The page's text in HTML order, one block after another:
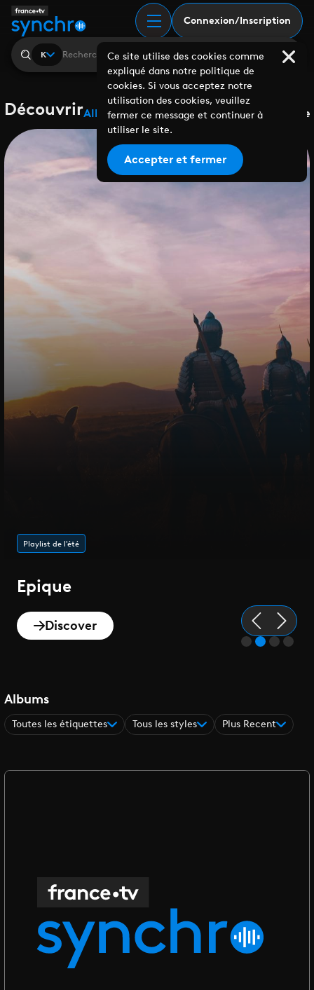
Connexion/Inscription
K
DécouvrirAlbumsPlaylistsCollaborationsLabels Genre
Playlist de l'été
Epique
Discover
Albums
Toutes les étiquettes Tous les styles Plus Recent
Ce site utilise des cookies comme
expliqué dans notre politique de
cookies. Si vous acceptez notre
utilisation des cookies, veuillez
fermer ce message et continuer à
utiliser le site.
Accepter et fermer